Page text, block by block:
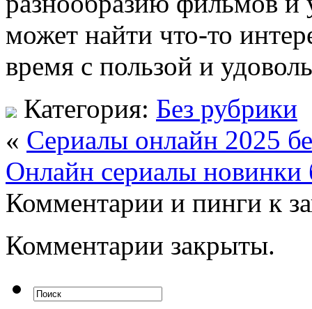
может найти что-то
время с пользой и
Категория: Без рубрики
« Сериалы онлайн 2025
Онлайн сериалы новинки
Комментарии и пинги к
Комментарии закрыты.